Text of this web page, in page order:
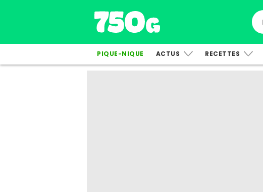
PIQUE-NIQUE ACTUS RECETTES